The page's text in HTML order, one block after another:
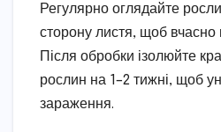
Регулярно оглядайте
сторону листя, щоб вчасно
Після обробки ізолюйте
рослин на 1–2 тижні, щоб
зараження.